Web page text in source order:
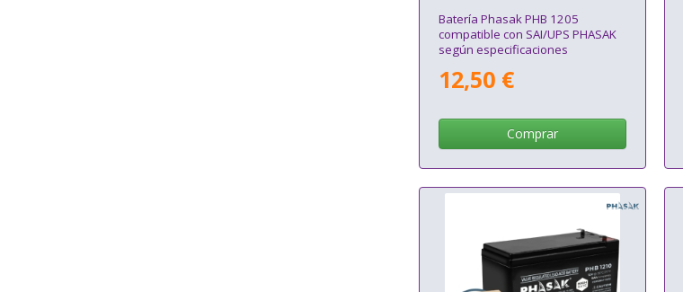
Batería Phasak PHB 1205
compatible con SAI/UPS PHASAK
según especificaciones
12,50 €
Comprar